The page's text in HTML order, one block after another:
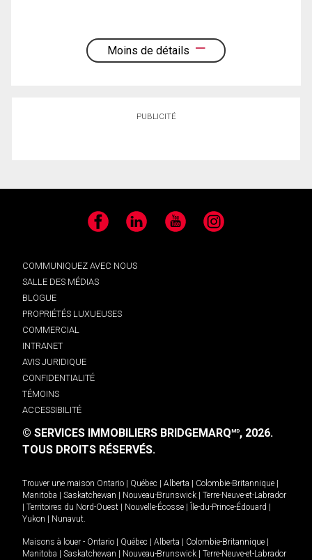
Moins de détails
PUBLICITÉ
Facebook LinkedIn YouTube Instagram
COMMUNIQUEZ AVEC NOUS
SALLE DES MÉDIAS
BLOGUE
PROPRIÉTÉS LUXUEUSES
COMMERCIAL
INTRANET
AVIS JURIDIQUE
CONFIDENTIALITÉ
TÉMOINS
ACCESSIBILITÉ
© SERVICES IMMOBILIERS BRIDGEMARQMD, 2026.
TOUS DROITS RÉSERVÉS.
Trouver une maison Ontario Québec Alberta Colombie-Britannique
Manitoba
Saskatchewan Nouveau-Brunswick
Terre-Neuve-et-Labrador
Territoires du Nord-Ouest Nouvelle-Écosse Île-du-Prince-Édouard
Yukon
Nunavut.
Maisons à louer - Ontario Québec Alberta Colombie-Britannique
Manitoba
Saskatchewan Nouveau-Brunswick
Terre-Neuve-et-Labrador